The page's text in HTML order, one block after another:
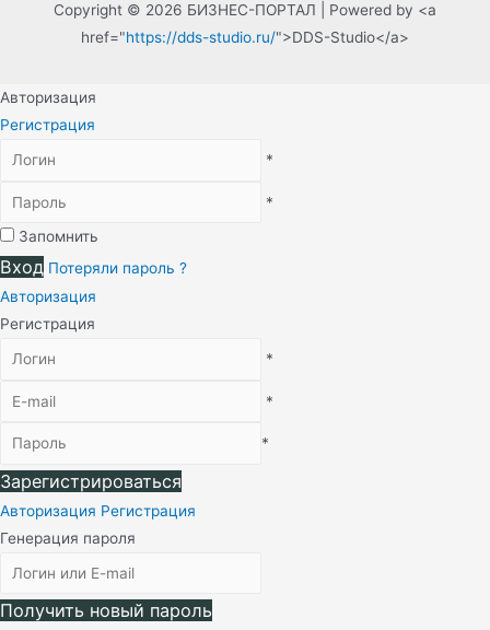
Copyright © 2026 БИЗНЕС-ПОРТАЛ | Powered by <a
href="https://dds-studio.ru/">DDS-Studio</a>
Авторизация
Регистрация
*
*
Запомнить
Вход Потеряли пароль ?
Авторизация
Регистрация
*
*
*
Зарегистрироваться
Авторизация Регистрация
Генерация пароля
Получить новый пароль